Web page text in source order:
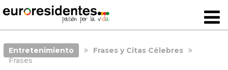
Entretenimiento
Frases y Citas Célebres
Frases